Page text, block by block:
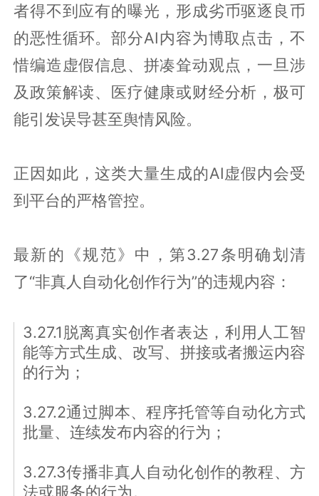
者得不到应有的曝光，形成劣币驱逐良币
的恶性循环。部分AI内容为博取点击，不
惜编造虚假信息、拼凑耸动观点，一旦涉
及政策解读、医疗健康或财经分析，极可
能引发误导甚至舆情风险。
正因如此，这类大量生成的AI虚假内会受
到平台的严格管控。
最新的《规范》中，第3.27条明确划清
了“非真人自动化创作行为”的违规内容：
3.27.1脱离真实创作者表达，利用人工智
能等方式生成、改写、拼接或者搬运内容
的行为；
3.27.2通过脚本、程序托管等自动化方式
批量、连续发布内容的行为；
3.27.3传播非真人自动化创作的教程、方
法或服务的行为。